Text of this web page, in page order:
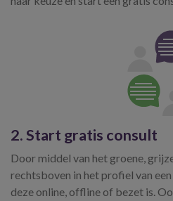
2. Start gratis consult
Door middel van het groene,
rechtsboven in het profiel van
deze online, offline of bezet is.